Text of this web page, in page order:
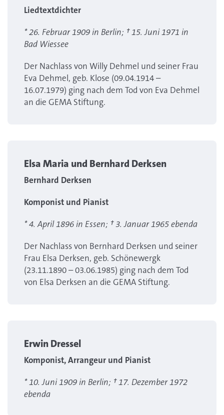
Liedtextdichter
* 26. Februar 1909 in Berlin; † 15. Juni 1971 in
Bad Wiessee
Der Nachlass von Willy Dehmel und seiner Frau
Eva Dehmel, geb. Klose (09.04.1914 –
16.07.1979) ging nach dem Tod von Eva Dehmel
an die GEMA Stiftung.
Elsa Maria und Bernhard Derksen
Bernhard Derksen
Komponist und Pianist
* 4. April 1896 in Essen; † 3. Januar 1965 ebenda
Der Nachlass von Bernhard Derksen und seiner
Frau Elsa Derksen, geb. Schönewergk
(23.11.1890 – 03.06.1985) ging nach dem Tod
von Elsa Derksen an die GEMA Stiftung.
Erwin Dressel
Komponist, Arrangeur und Pianist
* 10. Juni 1909 in Berlin; † 17. Dezember 1972
ebenda